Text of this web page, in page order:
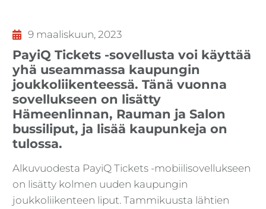
9 maaliskuun, 2023
PayiQ Tickets -sovellusta voi käyttää
yhä useammassa kaupungin
joukkoliikenteessä. Tänä vuonna
sovellukseen on lisätty
Hämeenlinnan, Rauman ja Salon
bussiliput, ja lisää kaupunkeja on
tulossa.
Alkuvuodesta PayiQ Tickets -mobiilisovellukseen
on lisätty kolmen uuden kaupungin
joukkoliikenteen liput. Tammikuusta lähtien